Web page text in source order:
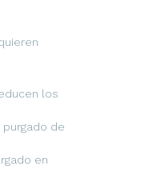
los
de
en